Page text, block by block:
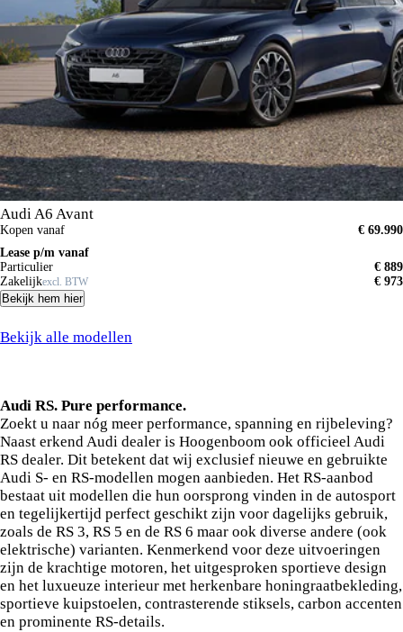
Private lease prijs Zakelijke lease prijs
Shortlease prijs Actieradius
Accucapaciteit Accu laadtijd
Batterijconditie (%) Accu snellaadtijd
Aantal zitplaatsen
Audi A6 Avant
Kopen vanaf
€ 69.990
Lease p/m vanaf
Particulier
€ 889
Zakelijkexcl. BTW
€ 973
Bekijk hem hier
Bekijk alle modellen
Audi RS. Pure performance.
Zoekt u naar nóg meer performance, spanning en rijbeleving?
Naast erkend Audi dealer is Hoogenboom ook officieel Audi
RS dealer. Dit betekent dat wij exclusief nieuwe en gebruikte
Audi S- en RS-modellen mogen aanbieden. Het RS-aanbod
bestaat uit modellen die hun oorsprong vinden in de autosport
en tegelijkertijd perfect geschikt zijn voor dagelijks gebruik,
zoals de RS 3, RS 5 en de RS 6 maar ook diverse andere (ook
elektrische) varianten. Kenmerkend voor deze uitvoeringen
zijn de krachtige motoren, het uitgesproken sportieve design
en het luxueuze interieur met herkenbare honingraatbekleding,
sportieve kuipstoelen, contrasterende stiksels, carbon accenten
en prominente RS-details.